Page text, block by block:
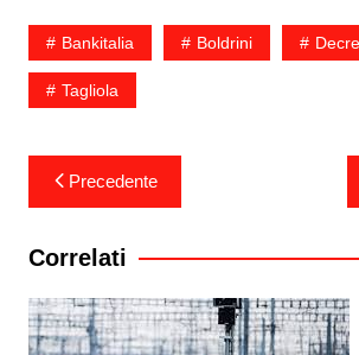
Bankitalia Boldrini
Tagliola
Navigazione
articoli
Precedente
Correlati